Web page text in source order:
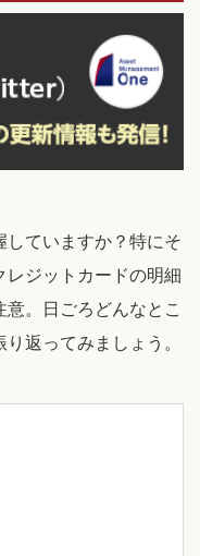
していますか？特にそ
レジットカードの明細
。日ごろどんなとこ
返ってみましょう。